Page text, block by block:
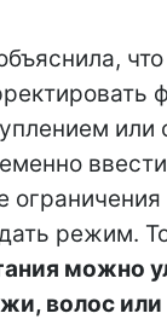
или
ввести
ограничения
режим.
можно
волос или